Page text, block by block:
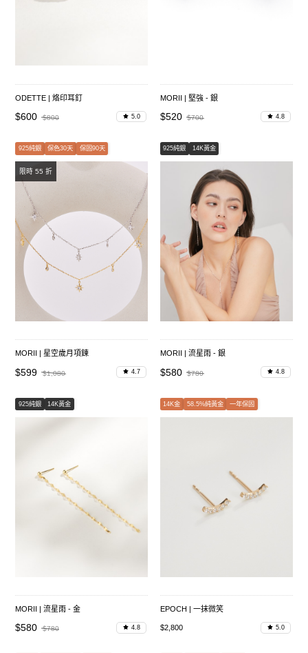
ODETTE | 烙印耳釘
$600 $800 5.0
MORII | 堅強 - 銀
$520 $700 4.8
限時 55 折
925純銀 保色30天 保固90天
MORII | 星空歲月項鍊
$599 $1,080 4.7
925純銀 14K黃金
MORII | 流星雨 - 銀
$580 $780 4.8
925純銀 14K黃金
MORII | 流星雨 - 金
$580 $780 4.8
14K金 58.5%純黃金 一年保固
EPOCH | 一抹微笑
$2,800 5.0